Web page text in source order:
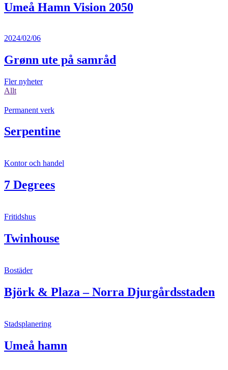
Umeå Hamn Vision 2050
2024/02/06
Grønn ute på samråd
Fler nyheter
Allt
Permanent verk
Serpentine
Kontor och handel
7 Degrees
Fritidshus
Twinhouse
Bostäder
Björk & Plaza – Norra Djurgårdsstaden
Stadsplanering
Umeå hamn